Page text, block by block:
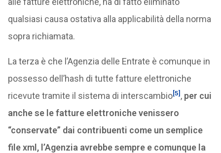
qualsiasi causa ostativa alla applicabilità della norma
sopra richiamata.
La terza è che l’Agenzia delle Entrate è comunque in
possesso dell’hash di tutte fatture elettroniche
ricevute tramite il sistema di interscambio[5] , per cui
anche se le fatture elettroniche venissero
“conservate” dai contribuenti come un semplice
file xml, l’Agenzia avrebbe sempre e comunque la